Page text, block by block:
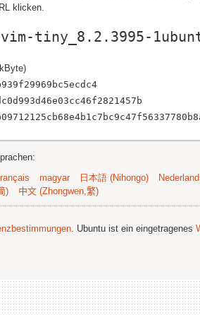
klicken.
vim-tiny_8.2.3995-
magyar 日本語 (Nihongo)
) 中文 (Zhongwen,繁)
. Ubuntu ist ein eingetragenes